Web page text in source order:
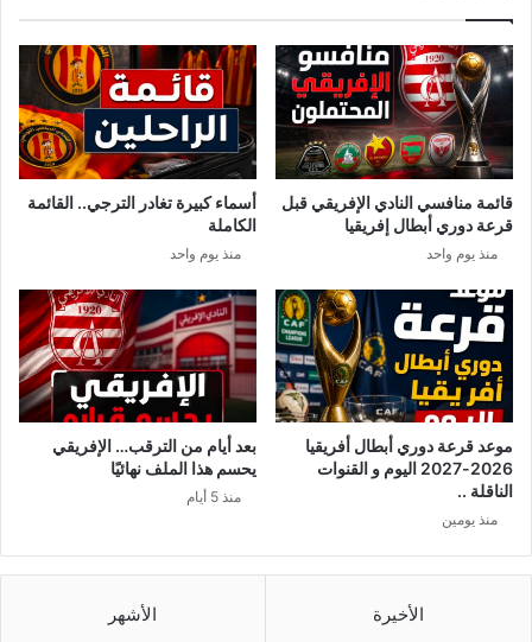
قائمة منافسي النادي الإفريقي قبل
قرعة دوري أبطال إفريقيا
منذ يوم واحد
أسماء كبيرة تغادر الترجي.. القائمة
الكاملة
منذ يوم واحد
موعد قرعة دوري أبطال أفريقيا
2026-2027 اليوم و القنوات
الناقلة ..
منذ يومين
بعد أيام من الترقب… الإفريقي
يحسم هذا الملف نهائيًا
منذ 5 أيام
الأخيرة الأشهر